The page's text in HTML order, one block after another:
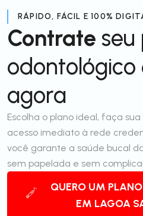
RÁPIDO, FÁCIL E 100%
Contrate seu
odontológico
agora
Escolha o plano ideal, faça
acesso imediato à rede
você garante a saúde bucal
sem papelada e sem
QUERO UM
EM LAGOA